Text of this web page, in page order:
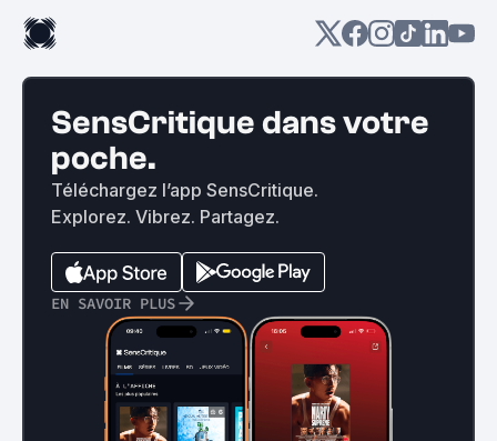
SensCritique dans votre
poche.
Téléchargez l’app SensCritique.
Explorez. Vibrez. Partagez.
EN SAVOIR PLUS